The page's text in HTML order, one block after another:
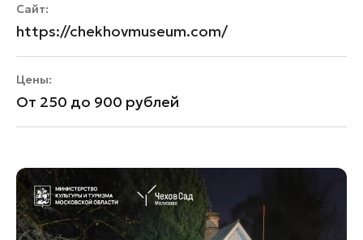
Сайт:
https://chekhovmuseum.com/
Цены:
От 250 до 900 рублей